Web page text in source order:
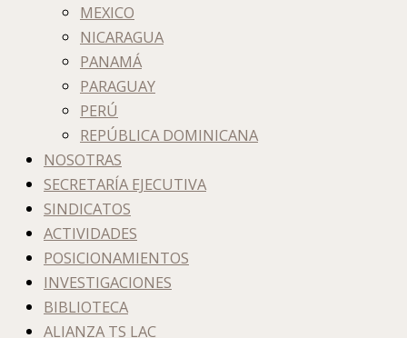
MEXICO
NICARAGUA
PANAMÁ
PARAGUAY
PERÚ
REPÚBLICA DOMINICANA
NOSOTRAS
SECRETARÍA EJECUTIVA
SINDICATOS
ACTIVIDADES
POSICIONAMIENTOS
INVESTIGACIONES
BIBLIOTECA
ALIANZA TS LAC